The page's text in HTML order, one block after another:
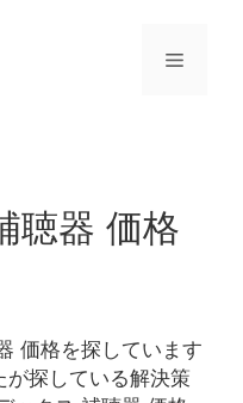
メ
聴器 価格
価格を探しています
探している解決策